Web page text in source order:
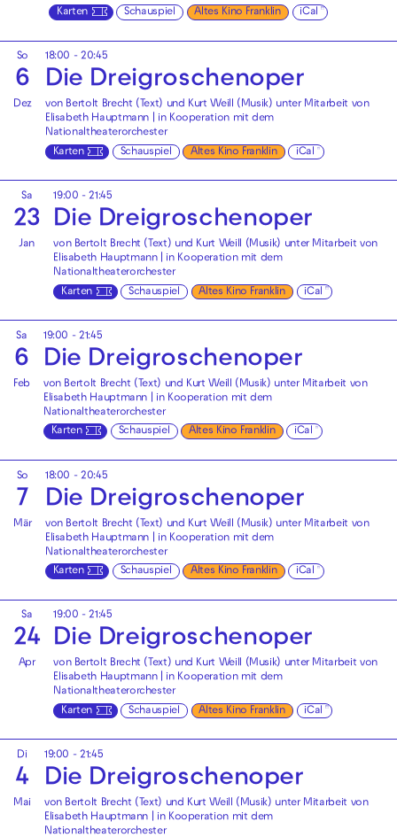
Karten
Schauspiel Altes Kino Franklin iCal
So
6
Dez
18:00 - 20:45
Die Drei­groschen­oper
von Bertolt Brecht (Text) und Kurt Weill (Musik) unter Mitarbeit von
Elisabeth Hauptmann | in Kooperation mit dem
Nationaltheaterorchester
Karten
Schauspiel Altes Kino Franklin iCal
Sa
23
Jan
19:00 - 21:45
Die Drei­groschen­oper
von Bertolt Brecht (Text) und Kurt Weill (Musik) unter Mitarbeit von
Elisabeth Hauptmann | in Kooperation mit dem
Nationaltheaterorchester
Karten
Schauspiel Altes Kino Franklin iCal
Sa
6
Feb
19:00 - 21:45
Die Drei­groschen­oper
von Bertolt Brecht (Text) und Kurt Weill (Musik) unter Mitarbeit von
Elisabeth Hauptmann | in Kooperation mit dem
Nationaltheaterorchester
Karten
Schauspiel Altes Kino Franklin iCal
So
7
Mär
18:00 - 20:45
Die Drei­groschen­oper
von Bertolt Brecht (Text) und Kurt Weill (Musik) unter Mitarbeit von
Elisabeth Hauptmann | in Kooperation mit dem
Nationaltheaterorchester
Karten
Schauspiel Altes Kino Franklin iCal
Sa
24
Apr
19:00 - 21:45
Die Drei­groschen­oper
von Bertolt Brecht (Text) und Kurt Weill (Musik) unter Mitarbeit von
Elisabeth Hauptmann | in Kooperation mit dem
Nationaltheaterorchester
Karten
Schauspiel Altes Kino Franklin iCal
Di
4
Mai
19:00 - 21:45
Die Drei­groschen­oper
von Bertolt Brecht (Text) und Kurt Weill (Musik) unter Mitarbeit von
Elisabeth Hauptmann | in Kooperation mit dem
Nationaltheaterorchester